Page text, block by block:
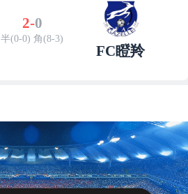
2-0
半(0-0) 角(8-3)
FC瞪羚